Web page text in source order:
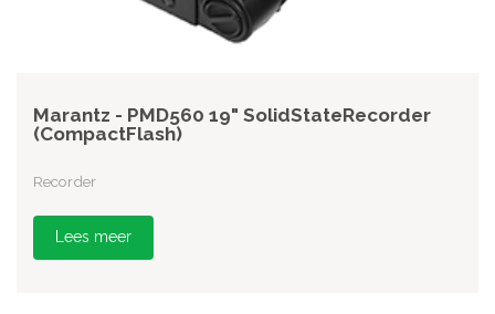
Marantz - PMD560 19" SolidStateRecorder
(CompactFlash)
Recorder
Lees meer